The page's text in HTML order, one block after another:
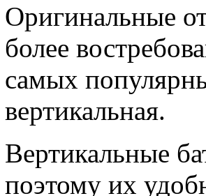
Оригинальные
более
самых
вертикальная.
Вертикальные
поэтому их